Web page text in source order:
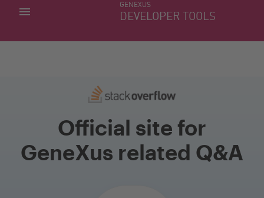
GENEXUS
DEVELOPER TOOLS
MIS APLICACIONES
Official site for
GeneXus related Q&A